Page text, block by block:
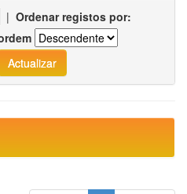
| Ordenar registos por: